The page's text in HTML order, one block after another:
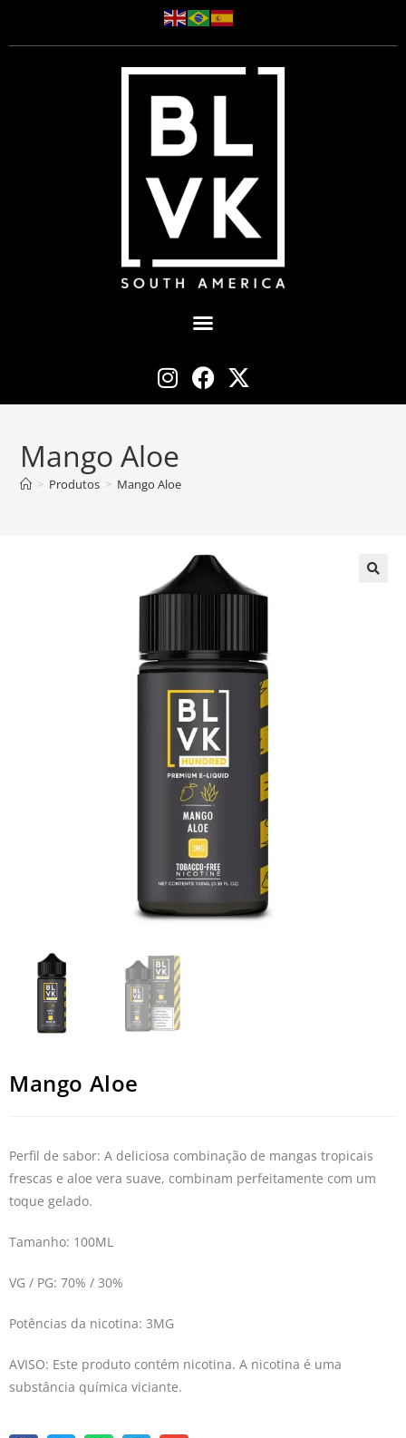
Mango Aloe
> Produtos > Mango Aloe
Mango Aloe
Perfil de sabor: A deliciosa combinação de mangas tropicais
frescas e aloe vera suave, combinam perfeitamente com um
toque gelado.
Tamanho: 100ML
VG / PG: 70% / 30%
Potências da nicotina: 3MG
AVISO: Este produto contém nicotina. A nicotina é uma
substância química viciante.